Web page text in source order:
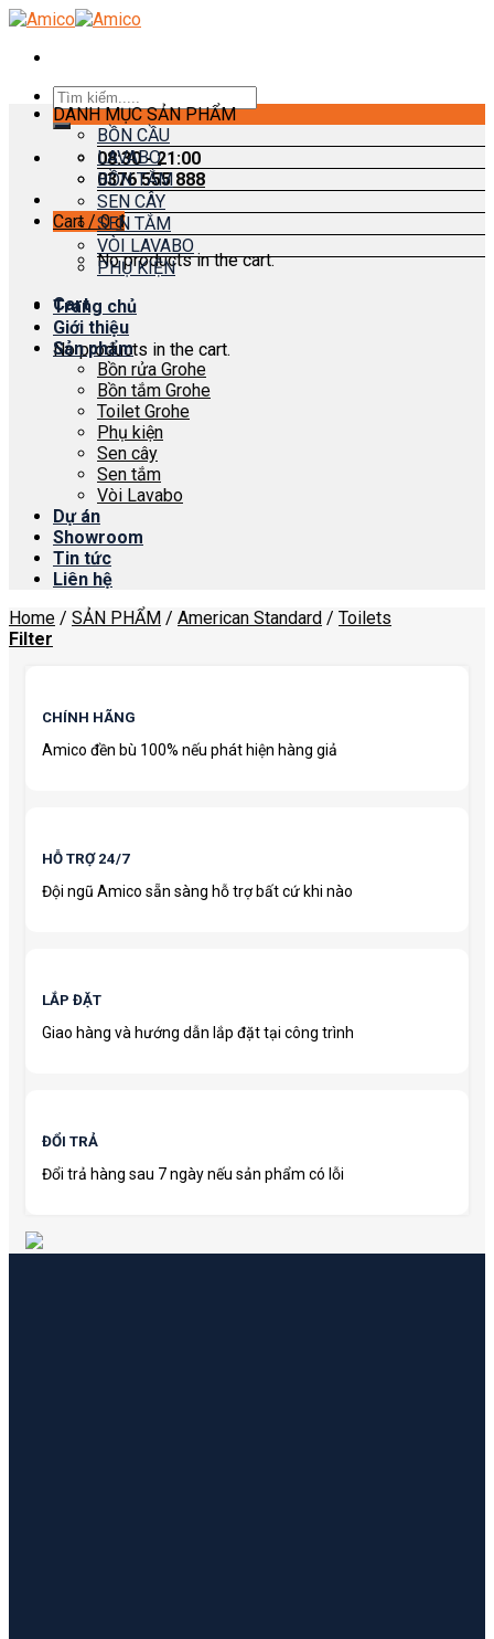
Skip
content
Search
for:
08:30 - 21:00
0376 555 888
Cart /0₫
No products in the cart.
Cart
No products in the cart.
DANH MỤC SẢN PHẨM
BỒN CẦU
LAVABO
BỒN TẮM
SEN CÂY
SEN TẮM
VÒI LAVABO
PHỤ KIỆN
Trang chủ
Giới thiệu
Sản phẩm
Bồn rửa Grohe
Bồn tắm Grohe
Toilet Grohe
Phụ kiện
Sen cây
Sen tắm
Vòi Lavabo
Dự án
Showroom
Tin tức
Liên hệ
Home / SẢN PHẨM / American Standard / Toilets
Filter
CHÍNH HÃNG
Amico đền bù 100% nếu phát hiện hàng giả
HỖ TRỢ 24/7
Đội ngũ Amico sẵn sàng hỗ trợ bất cứ khi nào
LẮP ĐẶT
Giao hàng và hướng dẫn lắp đặt tại công trình
ĐỔI TRẢ
Đổi trả hàng sau 7 ngày nếu sản phẩm có lỗi